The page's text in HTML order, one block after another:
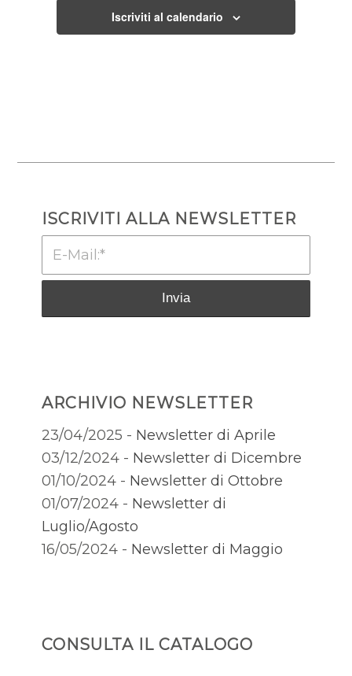
Iscriviti al calendario
ISCRIVITI ALLA NEWSLETTER
ARCHIVIO NEWSLETTER
23/04/2025 - Newsletter di Aprile
03/12/2024 - Newsletter di Dicembre
01/10/2024 - Newsletter di Ottobre
01/07/2024 - Newsletter di
Luglio/Agosto
16/05/2024 - Newsletter di Maggio
CONSULTA IL CATALOGO